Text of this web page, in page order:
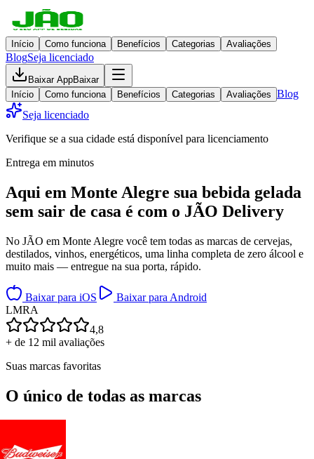
Início Como funciona Benefícios Categorias Avaliações
BlogSeja licenciado
Baixar AppBaixar
Início
Como funciona Benefícios Categorias Avaliações Blog
Seja licenciado
Verifique se a sua cidade está disponível para licenciamento
Entrega em minutos
Aqui em Monte Alegre sua bebida gelada
sem sair de casa é com o JÃO Delivery
No JÃO em Monte Alegre você tem todas as marcas de cervejas,
destilados, vinhos, energéticos, uma linha completa de zero álcool e
muito mais — entregue na sua porta, rápido.
Baixar para iOS
Baixar para Android
LMRA
4,8
+ de 12 mil avaliações
Suas marcas favoritas
O único de todas as marcas